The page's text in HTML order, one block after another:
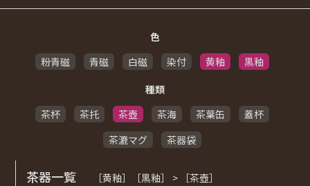
色
粉青磁
青磁 白磁 染付 黄釉
黒釉
種類
茶杯
茶托 茶壺 茶海 茶葉缶
蓋杯
茶漉マグ
茶器袋
茶器一覧 ［黄釉］［黒釉］ > ［茶壺］